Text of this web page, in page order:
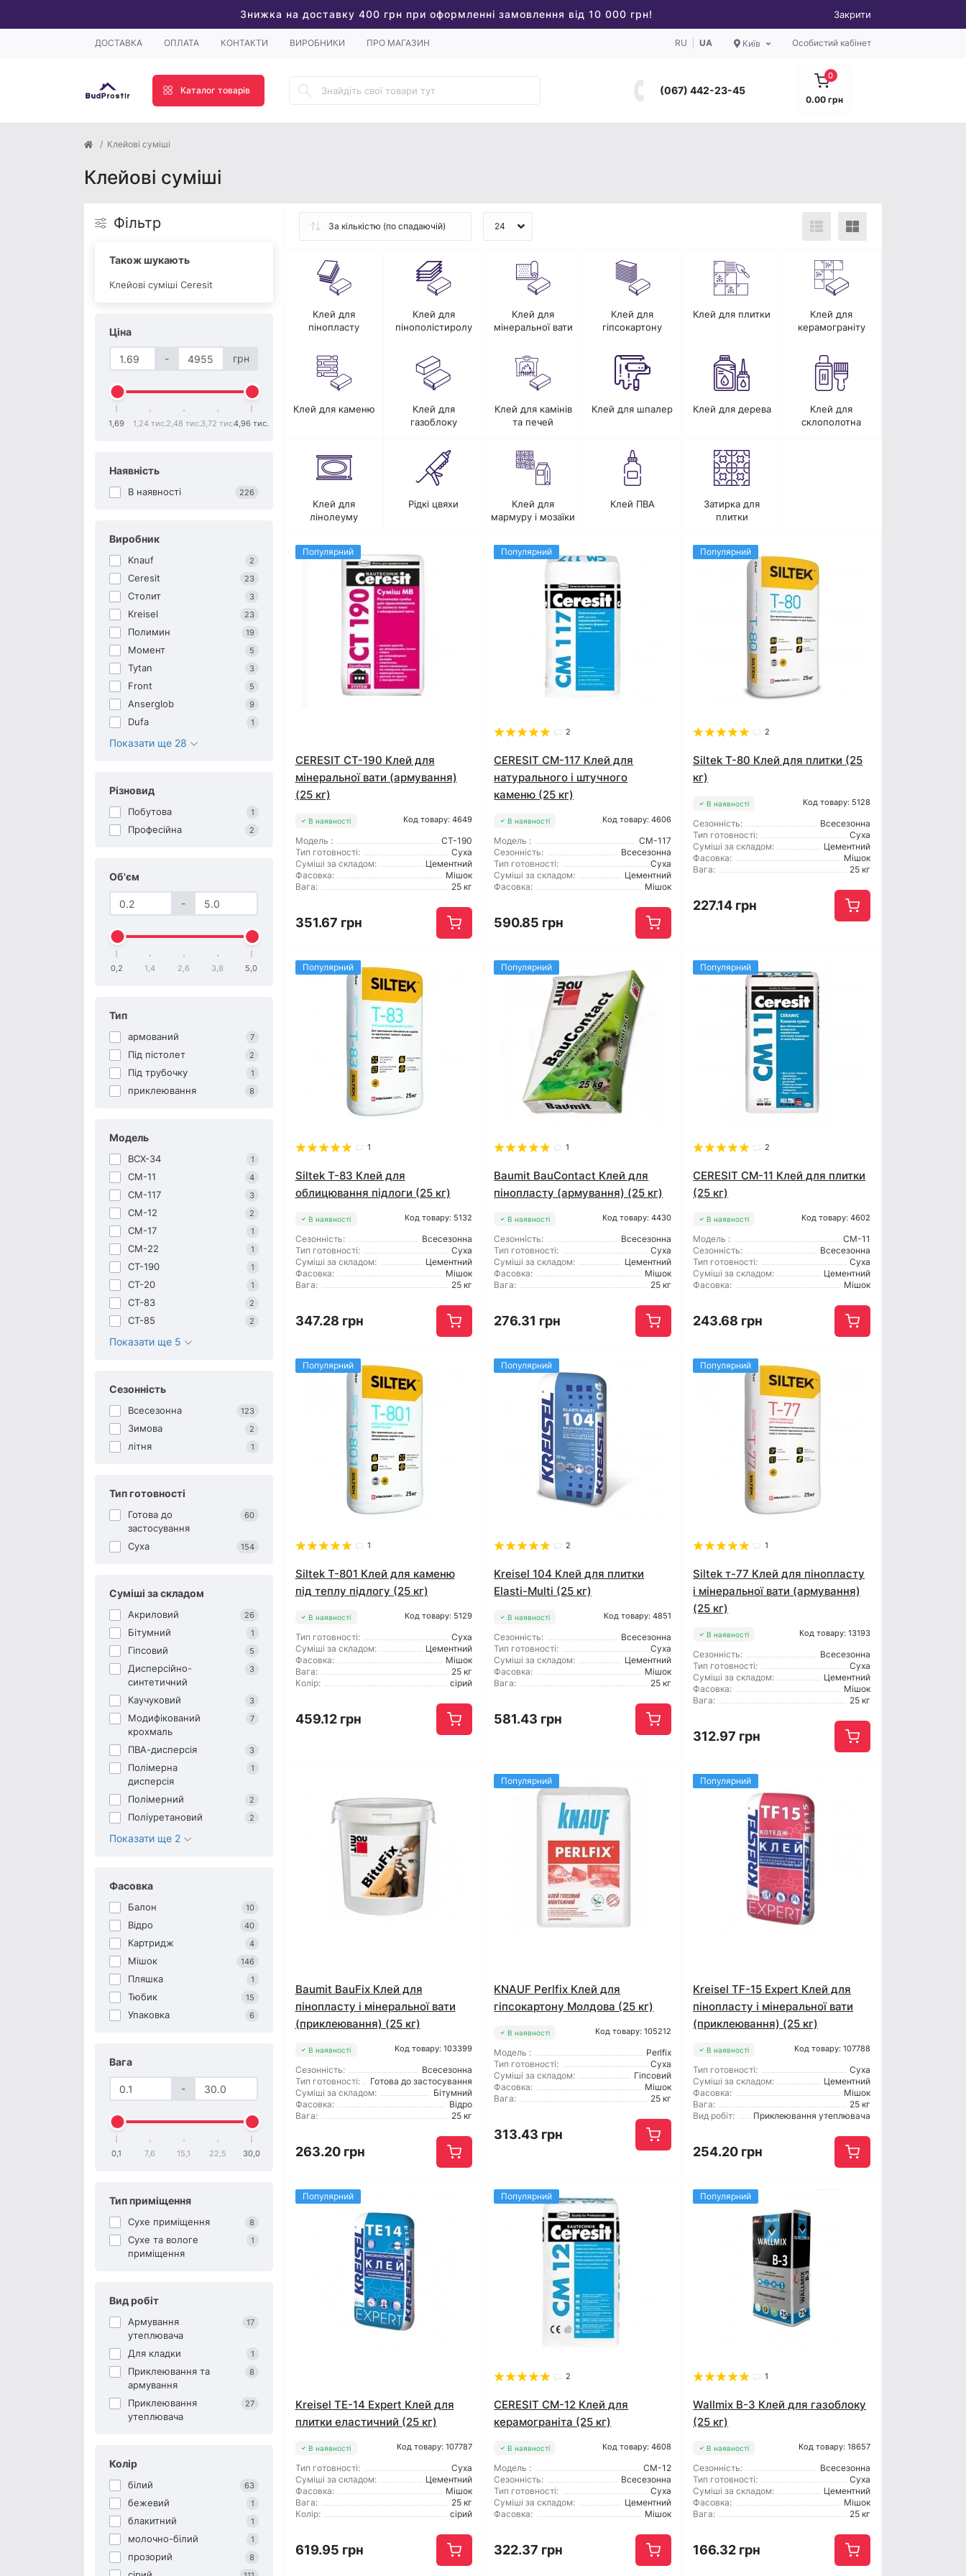
Знижка на доставку 400 грн при оформленні замовлення від 10 000 грн! Закрити
ДОСТАВКА ОПЛАТА КОНТАКТИ ВИРОБНИКИ ПРО МАГАЗИН RU UA Київ Особистий кабінет
Каталог товарів (067) 442-23-45
0
0.00 грн
Клейові суміші
Клейові суміші
Фільтр
Також шукають
Клейові суміші Ceresit
Ціна
- грн
1,69 1,24 тис.2,48 тис.3,72 тис.4,96 тис.
Наявність
В наявності 226
Виробник
Knauf 2
Ceresit 23
Столит 3
Kreisel 23
Полимин 19
Момент 5
Tytan 3
Front 5
Anserglob 9
Dufa 1
Показати ще 28
Різновид
Побутова 1
Професійна 2
Об'єм
-
0,2 1,4 2,6 3,8 5,0
Тип
армований 7
Під пістолет 2
Під трубочку 1
приклеювання 8
Модель
BCX-34 1
CM-11 4
CM-117 3
CM-12 2
CM-17 1
CM-22 1
CT-190 1
CT-20 1
CT-83 2
CT-85 2
Показати ще 5
Сезонність
Всесезонна 123
Зимова 2
літня 1
Тип готовності
Готова до
застосування
60
Суха 154
Суміші за складом
Акриловий 26
Бітумний 1
Гіпсовий 5
Дисперсійно-
синтетичний
3
Каучуковий 3
Модифікований
крохмаль
7
ПВА-дисперсія 3
Полімерна
дисперсія
1
Полімерний 2
Поліуретановий 2
Показати ще 2
Фасовка
Балон 10
Відро 40
Картридж 4
Мішок 146
Пляшка 1
Тюбик 15
Упаковка 6
Вага
-
0,1 7,6 15,1 22,5 30,0
Тип приміщення
Сухе приміщення 8
Сухе та вологе
приміщення
1
Вид робіт
Армування
утеплювача
17
Для кладки 1
Приклеювання та
армування
8
Приклеювання
утеплювача
27
Колір
білий 63
бежевий 1
блакитний 1
молочно-білий 1
прозорий 8
Клей для
пінопласту
Клей для
пінополістиролу
Клей для
мінеральної вати
Клей для
гіпсокартону
Клей для плитки
Клей для
керамограніту
Клей для каменю
Клей для
газоблоку
Клей для камінів
та печей
Клей для шпалер Клей для дерева
Клей для
склополотна
Клей для
лінолеуму
Рідкі цвяхи
Клей для
мармуру і мозаїки
Клей ПВА
Затирка для
плитки
Популярний
CERESIT CT-190 Клей для
мінеральної вати (армування)
(25 кг)
В наявності Код товару: 4649
Модель :
CT-190
Тип готовності:
Суха
Суміші за складом:
Цементний
Фасовка:
Мішок
Вага:
25 кг
351.67 грн
Популярний
2
CERESIT CM-117 Клей для
натурального і штучного
каменю (25 кг)
В наявності Код товару: 4606
Модель :
CM-117
Сезонність:
Всесезонна
Тип готовності:
Суха
Суміші за складом:
Цементний
Фасовка:
Мішок
590.85 грн
Популярний
2
Siltek T-80 Клей для плитки (25
кг)
В наявності Код товару: 5128
Сезонність:
Всесезонна
Тип готовності:
Суха
Суміші за складом:
Цементний
Фасовка:
Мішок
Вага:
25 кг
227.14 грн
Популярний
1
Siltek T-83 Клей для
облицювання підлоги (25 кг)
В наявності Код товару: 5132
Сезонність:
Всесезонна
Тип готовності:
Суха
Суміші за складом:
Цементний
Фасовка:
Мішок
Вага:
25 кг
347.28 грн
Популярний
1
Baumit BauContact Клей для
пінопласту (армування) (25 кг)
В наявності Код товару: 4430
Сезонність:
Всесезонна
Тип готовності:
Суха
Суміші за складом:
Цементний
Фасовка:
Мішок
Вага:
25 кг
276.31 грн
Популярний
2
CERESIT CM-11 Клей для плитки
(25 кг)
В наявності Код товару: 4602
Модель :
CM-11
Сезонність:
Всесезонна
Тип готовності:
Суха
Суміші за складом:
Цементний
Фасовка:
Мішок
243.68 грн
Популярний
1
Siltek T-801 Клей для каменю
під теплу підлогу (25 кг)
В наявності Код товару: 5129
Тип готовності:
Суха
Суміші за складом:
Цементний
Фасовка:
Мішок
Вага:
25 кг
Колір:
сірий
459.12 грн
Популярний
2
Kreisel 104 Клей для плитки
Elasti-Multi (25 кг)
В наявності Код товару: 4851
Сезонність:
Всесезонна
Тип готовності:
Суха
Суміші за складом:
Цементний
Фасовка:
Мішок
Вага:
25 кг
581.43 грн
Популярний
1
Siltek т-77 Клей для пінопласту
і мінеральної вати (армування)
(25 кг)
В наявності Код товару: 13193
Сезонність:
Всесезонна
Тип готовності:
Суха
Суміші за складом:
Цементний
Фасовка:
Мішок
Вага:
25 кг
312.97 грн
Baumit BauFix Клей для
пінопласту і мінеральної вати
(приклеювання) (25 кг)
В наявності Код товару: 103399
Сезонність:
Всесезонна
Тип готовності:
Готова до застосування
Суміші за складом:
Бітумний
Фасовка:
Відро
Вага:
25 кг
263.20 грн
Популярний
KNAUF Perlfix Клей для
гіпсокартону Молдова (25 кг)
В наявності Код товару: 105212
Модель :
Perlfix
Тип готовності:
Суха
Суміші за складом:
Гіпсовий
Фасовка:
Мішок
Вага:
25 кг
313.43 грн
Популярний
Kreisel TF-15 Expert Клей для
пінопласту і мінеральної вати
(приклеювання) (25 кг)
В наявності Код товару: 107788
Тип готовності:
Суха
Суміші за складом:
Цементний
Фасовка:
Мішок
Вага:
25 кг
Вид робіт:
Приклеювання утеплювача
254.20 грн
Популярний
Kreisel TE-14 Expert Клей для
плитки еластичний (25 кг)
В наявності Код товару: 107787
Тип готовності:
Суха
Суміші за складом:
Цементний
Фасовка:
Мішок
Вага:
25 кг
Колір:
сірий
619.95 грн
Популярний
2
CERESIT CM-12 Клей для
керамограніта (25 кг)
В наявності Код товару: 4608
Модель :
CM-12
Сезонність:
Всесезонна
Тип готовності:
Суха
Суміші за складом:
Цементний
Фасовка:
Мішок
322.37 грн
Популярний
1
Wallmix B-3 Клей для газоблоку
(25 кг)
В наявності Код товару: 18657
Сезонність:
Всесезонна
Тип готовності:
Суха
Суміші за складом:
Цементний
Фасовка:
Мішок
Вага:
25 кг
166.32 грн